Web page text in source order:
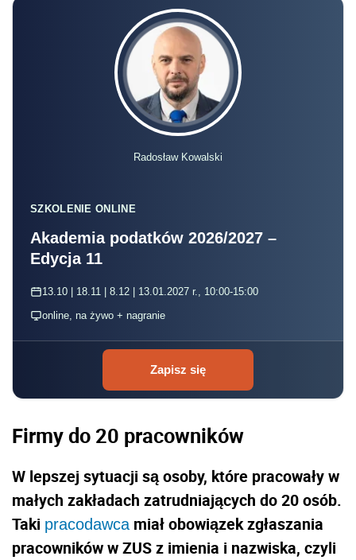
Radosław Kowalski
SZKOLENIE ONLINE
Akademia podatków 2026/2027 –
Edycja 11
13.10 | 18.11 | 8.12 | 13.01.2027 r., 10:00-15:00
online, na żywo + nagranie
Zapisz się
Firmy do 20 pracowników
W lepszej sytuacji są osoby, które pracowały w
małych zakładach zatrudniających do 20 osób.
Taki pracodawcamiał obowiązek zgłaszania
pracowników w ZUS z imienia i nazwiska, czyli